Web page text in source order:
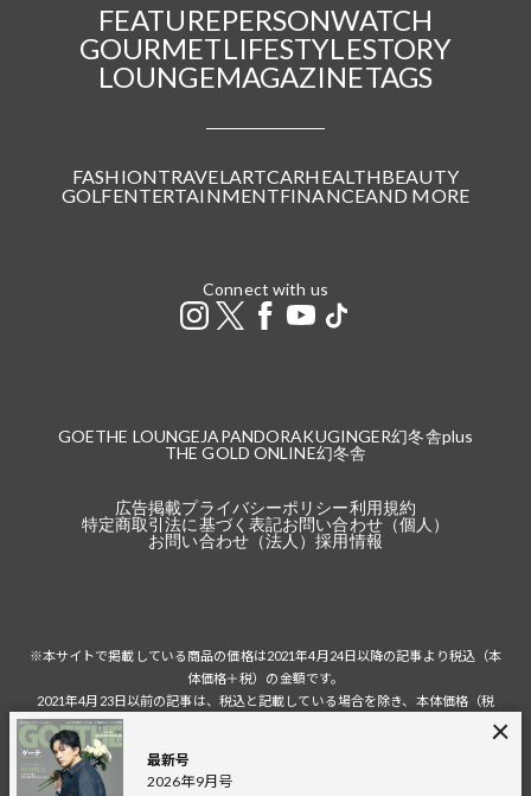
最新号
2026年9月号
FEATUREPERSONWATCH
GOURMETLIFESTYLESTORY
LOUNGEMAGAZINETAGS
FASHIONTRAVEL ARTCARHEALTHBEAUTY
GOLFENTERTAINMENTFINANCEAND MORE
Connect with us
GOETHE LOUNGE JAPANDORAKUGINGER幻冬舎plus
THE GOLD ONLINE幻冬舎
広告掲載プライバシーポリシー利用規約
特定商取引法に基づく表記お問い合わせ（個人）
お問い合わせ（法人）採用情報
※本サイトで掲載している商品の価格は2021年4月24日以降の記事より税込（本
体価格＋税）の金額です。
2021年4月23日以前の記事は、税込と記載している場合を除き、本体価格（税
税込の場合の税額は掲載当時の税率に準じます。